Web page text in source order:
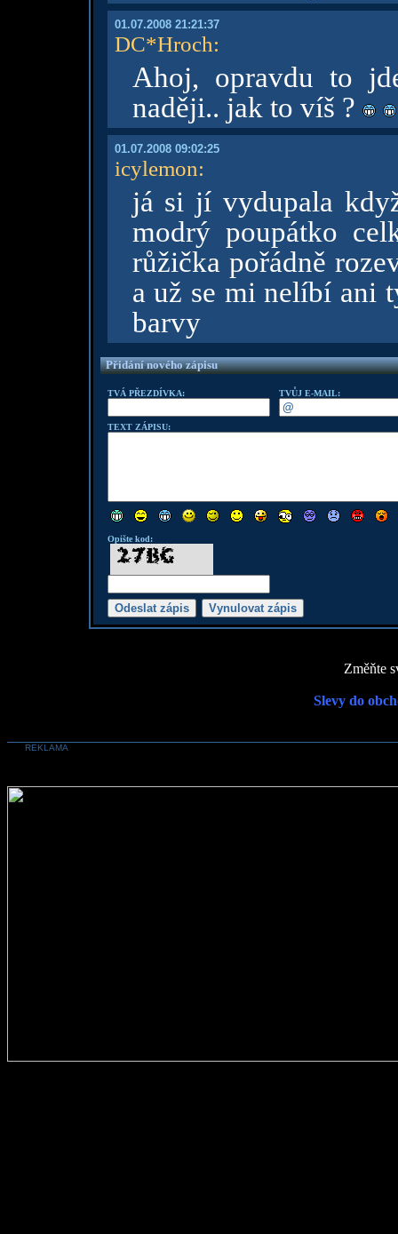
01.07.2008 21:21:37
DC*Hroch:
Ahoj, opravdu to
naději.. jak to víš ?
01.07.2008 09:02:25
icylemon:
já si jí vydupala
modrý poupátko
růžička pořádně
a už se mi nelíbí ani
barvy
Přidání nového zápisu
TVÁ PŘEZDÍVKA: TVŮJ E-MAIL:
TEXT ZÁPISU:
Opište kod:
Změňte
Slevy do
REKLAMA